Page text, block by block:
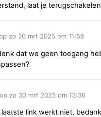
laat je
zo 30 mrt 2025 om 11:58
dat we geen toegang
zo 30 mrt 2025 om 12:36
laatste link werkt niet,